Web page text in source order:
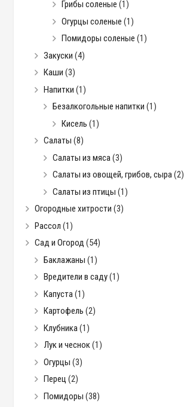
Грибы соленые (1)
Огурцы соленые (1)
Помидоры соленые (1)
Закуски (4)
Каши (3)
Напитки (1)
Безалкогольные напитки (1)
Кисель (1)
Салаты (8)
Салаты из мяса (3)
Салаты из овощей, грибов, сыра(2)
Салаты из птицы (1)
Огородные хитрости (3)
Рассол (1)
Сад и Огород (54)
Баклажаны (1)
Вредители в саду(1)
Капуста (1)
Картофель (2)
Клубника (1)
Лук и чеснок(1)
Огурцы (3)
Перец (2)
Помидоры (38)